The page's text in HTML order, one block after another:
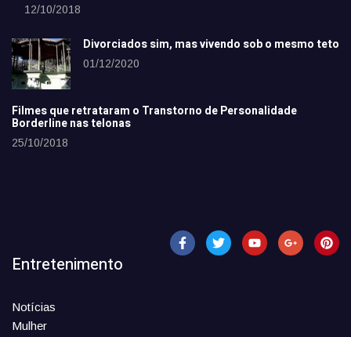
12/10/2018
Divorciados sim, mas vivendo sob o mesmo teto
01/12/2020
Filmes que retrataram o Transtorno de Personalidade
Borderline nas telonas
25/10/2018
Entretenimento
Notícias
Mulher